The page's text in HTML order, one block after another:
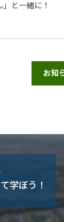
」と一緒に！
お知
学ぼう！